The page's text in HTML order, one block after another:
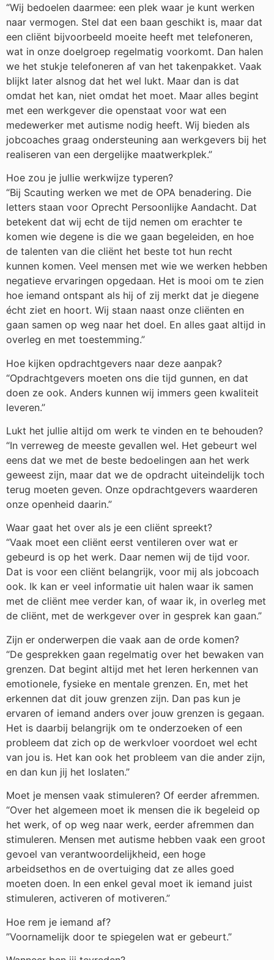
“Wij bedoelen daarmee: een plek waar je kunt werken
naar vermogen. Stel dat een baan geschikt is, maar dat
een cliënt bijvoorbeeld moeite heeft met telefoneren,
wat in onze doelgroep regelmatig voorkomt. Dan halen
we het stukje telefoneren af van het takenpakket. Vaak
blijkt later alsnog dat het wel lukt. Maar dan is dat
omdat het kan, niet omdat het moet. Maar alles begint
met een werkgever die openstaat voor wat een
medewerker met autisme nodig heeft. Wij bieden als
jobcoaches graag ondersteuning aan werkgevers bij het
realiseren van een dergelijke maatwerkplek.”
Hoe zou je jullie werkwijze typeren?
“Bij Scauting werken we met de OPA benadering. Die
letters staan voor Oprecht Persoonlijke Aandacht. Dat
betekent dat wij echt de tijd nemen om erachter te
komen wie degene is die we gaan begeleiden, en hoe
de talenten van die cliënt het beste tot hun recht
kunnen komen. Veel mensen met wie we werken hebben
negatieve ervaringen opgedaan. Het is mooi om te zien
hoe iemand ontspant als hij of zij merkt dat je diegene
écht ziet en hoort. Wij staan naast onze cliënten en
gaan samen op weg naar het doel. En alles gaat altijd in
overleg en met toestemming.”
Hoe kijken opdrachtgevers naar deze aanpak?
“Opdrachtgevers moeten ons die tijd gunnen, en dat
doen ze ook. Anders kunnen wij immers geen kwaliteit
leveren.”
Lukt het jullie altijd om werk te vinden en te behouden?
“In verreweg de meeste gevallen wel. Het gebeurt wel
eens dat we met de beste bedoelingen aan het werk
geweest zijn, maar dat we de opdracht uiteindelijk toch
terug moeten geven. Onze opdrachtgevers waarderen
onze openheid daarin.”
Waar gaat het over als je een cliënt spreekt?
“Vaak moet een cliënt eerst ventileren over wat er
gebeurd is op het werk. Daar nemen wij de tijd voor.
Dat is voor een cliënt belangrijk, voor mij als jobcoach
ook. Ik kan er veel informatie uit halen waar ik samen
met de cliënt mee verder kan, of waar ik, in overleg met
de cliënt, met de werkgever over in gesprek kan gaan.”
Zijn er onderwerpen die vaak aan de orde komen?
“De gesprekken gaan regelmatig over het bewaken van
grenzen. Dat begint altijd met het leren herkennen van
emotionele, fysieke en mentale grenzen. En, met het
erkennen dat dit jouw grenzen zijn. Dan pas kun je
ervaren of iemand anders over jouw grenzen is gegaan.
Het is daarbij belangrijk om te onderzoeken of een
probleem dat zich op de werkvloer voordoet wel echt
van jou is. Het kan ook het probleem van die ander zijn,
en dan kun jij het loslaten.”
Moet je mensen vaak stimuleren? Of eerder afremmen.
“Over het algemeen moet ik mensen die ik begeleid op
het werk, of op weg naar werk, eerder afremmen dan
stimuleren. Mensen met autisme hebben vaak een groot
gevoel van verantwoordelijkheid, een hoge
arbeidsethos en de overtuiging dat ze alles goed
moeten doen. In een enkel geval moet ik iemand juist
stimuleren, activeren of motiveren.”
Hoe rem je iemand af?
”Voornamelijk door te spiegelen wat er gebeurt.”